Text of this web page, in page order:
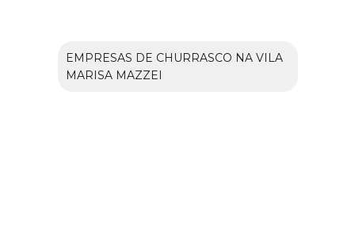
EMPRESAS DE CHURRASCO NA VILA
MARISA MAZZEI